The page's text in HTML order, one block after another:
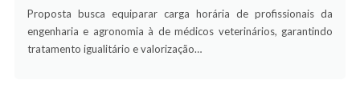
Proposta busca equiparar carga horária de profissionais da
engenharia e agronomia à de médicos veterinários, garantindo
tratamento igualitário e valorização…